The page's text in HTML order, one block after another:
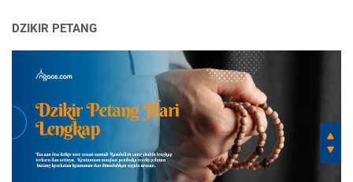
DZIKIR PETANG